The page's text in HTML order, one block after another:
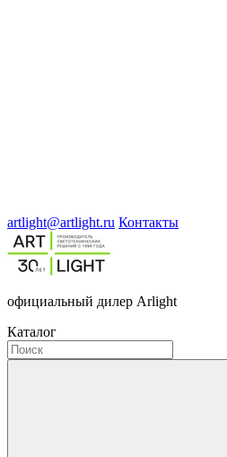
artlight@artlight.ru Контакты
официальный дилер Arlight
Каталог